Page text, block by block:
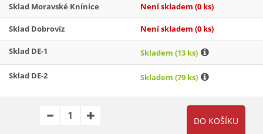
Sklad Moravské Knínice Není skladem (0 ks)
Sklad Dobrovíz Není skladem (0 ks)
Sklad DE-1 Skladem (13 ks)
Sklad DE-2 Skladem (79 ks)